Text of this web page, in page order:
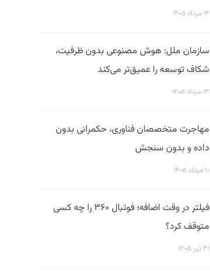
۱۴ مرداد ۱۴۰۵
سازمان ملل: هوش مصنوعی بدون ظرفیت،
شکاف توسعه را عمیق‌تر می‌کند
۱۳ مرداد ۱۴۰۵
مهاجرت متخصصان فناوری، حکمرانی بدون
داده و بدون سنجش
۱۰ مرداد ۱۴۰۵
فیلتر در وقت اضافه؛ فوتبال ۳۶۰ را چه کسی
متوقف کرد؟
۳۱ تیر ۱۴۰۵